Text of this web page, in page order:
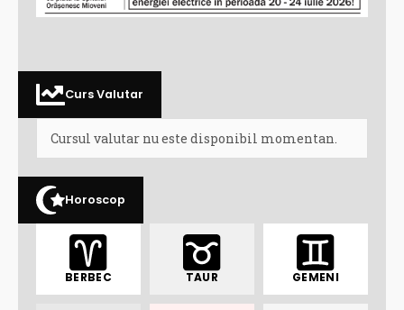
Curs Valutar
Cursul valutar nu este disponibil momentan.
Horoscop
BERBEC TAUR GEMENI